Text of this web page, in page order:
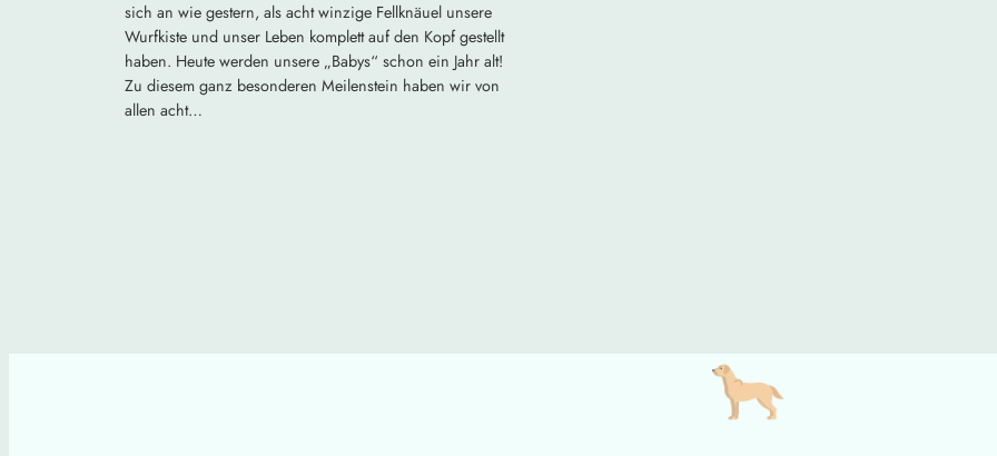
sich an wie gestern, als acht winzige Fellknäuel unsere
Wurfkiste und unser Leben komplett auf den Kopf gestellt
haben. Heute werden unsere „Babys“ schon ein Jahr alt!
Zu diesem ganz besonderen Meilenstein haben wir von
allen acht…